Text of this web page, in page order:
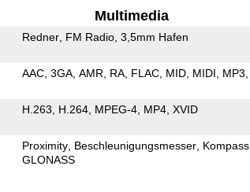
Multimedia
Redner FM Radio 3,5mm Hafen
AAC 3GA AMR RA FLAC MID MIDI MP3
H.263 H.264 MPEG-4 MP4 XVID
Proximity Beschleunigungsmesser Kompass
GLONASS